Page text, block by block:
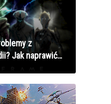
z
Jak naprawić